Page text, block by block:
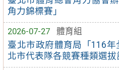
角力錦標賽」
2026-07-27
體育組
臺北市政府體育局「116
北市代表隊各競賽種類選拔